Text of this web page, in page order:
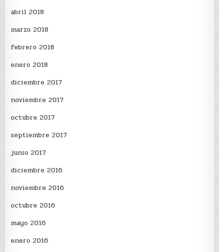
abril 2018
marzo 2018
febrero 2018
enero 2018
diciembre 2017
noviembre 2017
octubre 2017
septiembre 2017
junio 2017
diciembre 2016
noviembre 2016
octubre 2016
mayo 2016
enero 2016